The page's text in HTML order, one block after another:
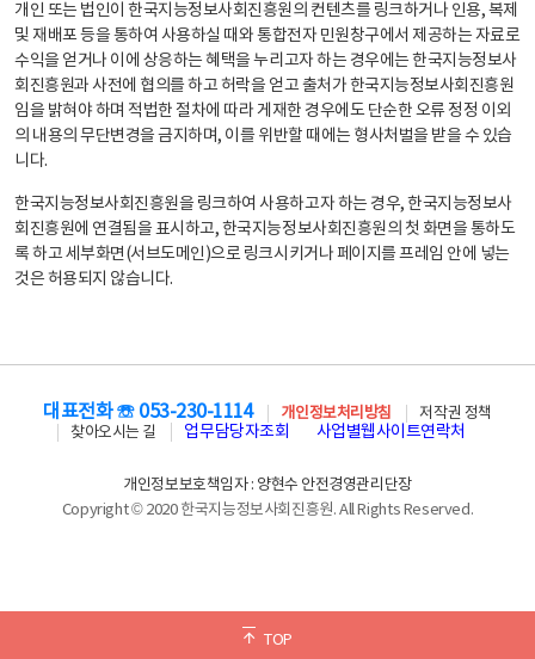
개인 또는 법인이 한국지능정보사회진흥원의 컨텐츠를 링크하거나 인용, 복제
및 재배포 등을 통하여 사용하실 때와 통합전자 민원창구에서 제공하는 자료로
수익을 얻거나 이에 상응하는 혜택을 누리고자 하는 경우에는 한국지능정보사
회진흥원과 사전에 협의를 하고 허락을 얻고 출처가 한국지능정보사회진흥원
임을 밝혀야 하며 적법한 절차에 따라 게재한 경우에도 단순한 오류 정정 이외
의 내용의 무단변경을 금지하며, 이를 위반할 때에는 형사처벌을 받을 수 있습
니다.
한국지능정보사회진흥원을 링크하여 사용하고자 하는 경우, 한국지능정보사
회진흥원에 연결됨을 표시하고, 한국지능정보사회진흥원의 첫 화면을 통하도
록 하고 세부화면(서브도메인)으로 링크시키거나 페이지를 프레임 안에 넣는
것은 허용되지 않습니다.
TOP
대표전화 ☏ 053-230-1114 개인정보처리방침
저작권 정책
찾아오시는 길
업무담당자조회 사업별웹사이트연락처
개인정보보호책임자 : 양현수 안전경영관리단장
Copyright © 2020 한국지능정보사회진흥원. All Rights Reserved.